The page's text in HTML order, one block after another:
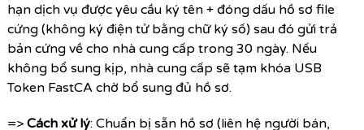
hạn dịch vụ được yêu cầu ký tên + đóng dấu hồ sơ file
cứng (không ký điện tử bằng chữ ký số) sau đó gửi trả
bản cứng về cho nhà cung cấp trong 30 ngày. Nếu
không bổ sung kịp, nhà cung cấp sẽ tạm khóa USB
Token FastCA chờ bổ sung đủ hồ sơ.
=> Cách xử lý: Chuẩn bị sẵn hồ sơ (liên hệ người bán,